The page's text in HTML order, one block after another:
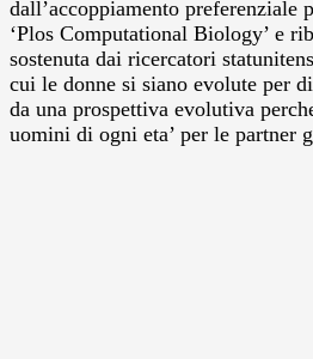
dall’accoppiamento
‘Plos Computational Biology’ e
sostenuta dai ricercatori
cui le donne si siano evolute per
da una prospettiva evolutiva
uomini di ogni eta’ per le partner